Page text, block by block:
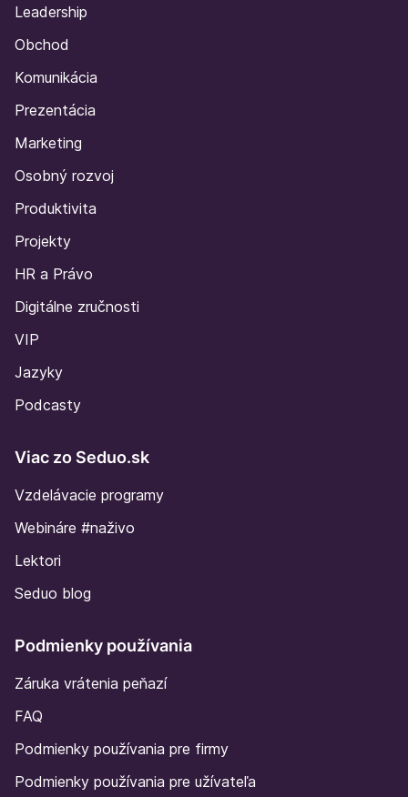
Leadership
Obchod
Komunikácia
Prezentácia
Marketing
Osobný rozvoj
Produktivita
Projekty
HR a Právo
Digitálne zručnosti
VIP
Jazyky
Podcasty
Viac zo Seduo.sk
Vzdelávacie programy
Webináre #naživo
Lektori
Seduo blog
Podmienky používania
Záruka vrátenia peňazí
FAQ
Podmienky používania pre firmy
Podmienky používania pre užívateľa